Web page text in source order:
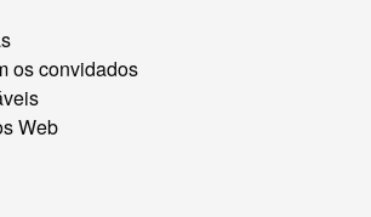
os convidados
Web